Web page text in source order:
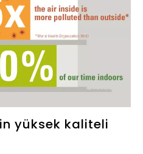
OLANSI K01A HEPA hava
temizleyici hava
temizleyici ile sessiz
ayar, alerji için küçük
oda hava temizleyici
Sor